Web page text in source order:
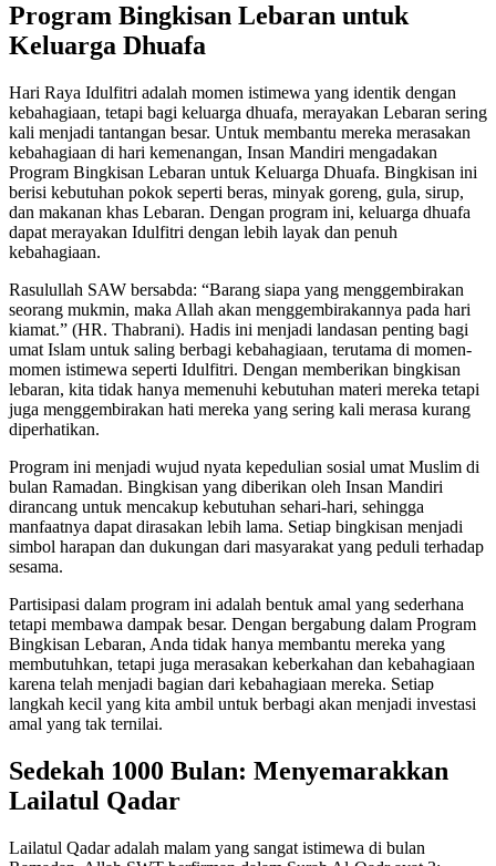
Program Bingkisan Lebaran untuk
Keluarga Dhuafa
Hari Raya Idulfitri adalah momen istimewa yang identik dengan
kebahagiaan, tetapi bagi keluarga dhuafa, merayakan Lebaran sering
kali menjadi tantangan besar. Untuk membantu mereka merasakan
kebahagiaan di hari kemenangan, Insan Mandiri mengadakan
Program Bingkisan Lebaran untuk Keluarga Dhuafa. Bingkisan ini
berisi kebutuhan pokok seperti beras, minyak goreng, gula, sirup,
dan makanan khas Lebaran. Dengan program ini, keluarga dhuafa
dapat merayakan Idulfitri dengan lebih layak dan penuh
kebahagiaan.
Rasulullah SAW bersabda: “Barang siapa yang menggembirakan
seorang mukmin, maka Allah akan menggembirakannya pada hari
kiamat.” (HR. Thabrani). Hadis ini menjadi landasan penting bagi
umat Islam untuk saling berbagi kebahagiaan, terutama di momen-
momen istimewa seperti Idulfitri. Dengan memberikan bingkisan
lebaran, kita tidak hanya memenuhi kebutuhan materi mereka tetapi
juga menggembirakan hati mereka yang sering kali merasa kurang
diperhatikan.
Program ini menjadi wujud nyata kepedulian sosial umat Muslim di
bulan Ramadan. Bingkisan yang diberikan oleh Insan Mandiri
dirancang untuk mencakup kebutuhan sehari-hari, sehingga
manfaatnya dapat dirasakan lebih lama. Setiap bingkisan menjadi
simbol harapan dan dukungan dari masyarakat yang peduli terhadap
sesama.
Partisipasi dalam program ini adalah bentuk amal yang sederhana
tetapi membawa dampak besar. Dengan bergabung dalam Program
Bingkisan Lebaran, Anda tidak hanya membantu mereka yang
membutuhkan, tetapi juga merasakan keberkahan dan kebahagiaan
karena telah menjadi bagian dari kebahagiaan mereka. Setiap
langkah kecil yang kita ambil untuk berbagi akan menjadi investasi
amal yang tak ternilai.
Sedekah 1000 Bulan: Menyemarakkan
Lailatul Qadar
Lailatul Qadar adalah malam yang sangat istimewa di bulan